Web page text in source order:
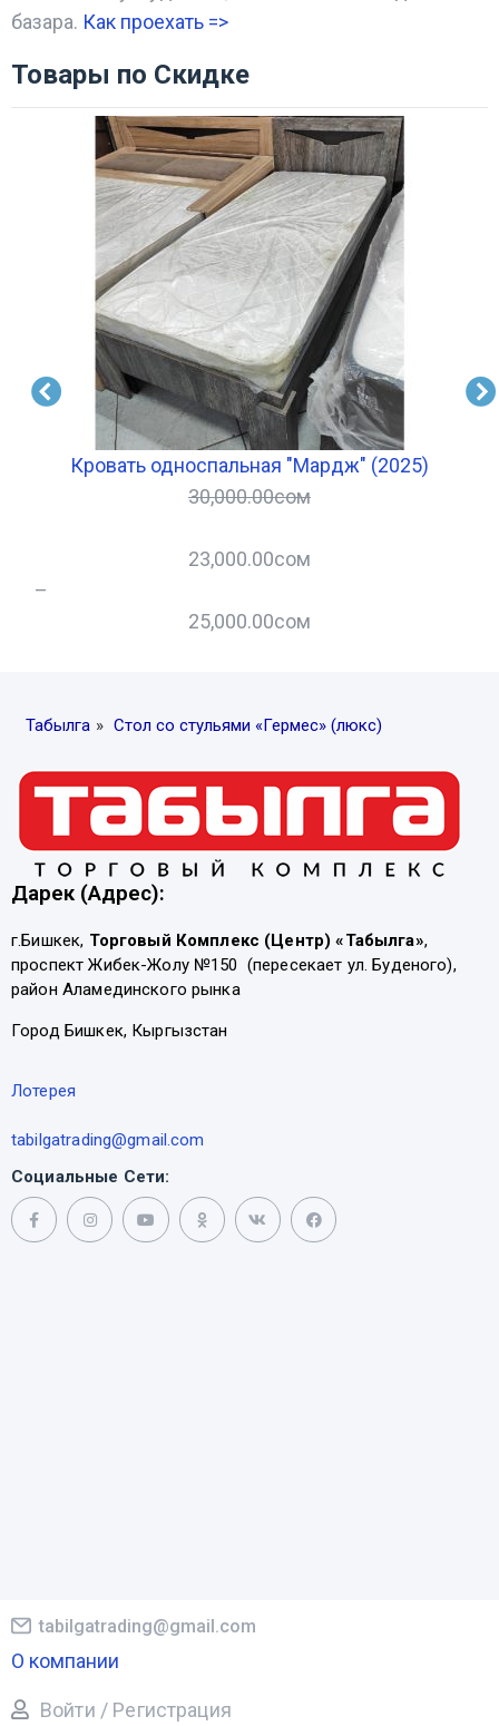
базара. Как проехать =>
Товары по Скидке
Кровать односпальная "Мардж" (2025)
30,000.00сом
23,000.00сом
–
25,000.00сом
Табылга » Стол со стульями «Гермес» (люкс)
Дарек (Адрес):
г.Бишкек, Торговый Комплекс (Центр) «Табылга»,
проспект Жибек-Жолу №150 (пересекает ул. Буденого),
район Аламединского рынка
Город Бишкек, Кыргызстан
Лотерея
tabilgatrading@gmail.com
Социальные Сети:
tabilgatrading@gmail.com
О компании
Войти / Регистрация